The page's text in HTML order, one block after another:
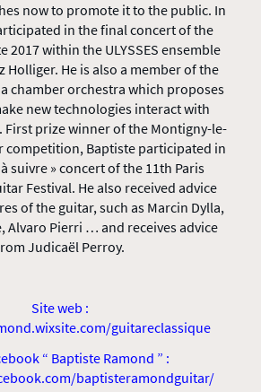
now to promote it to the public. In
in the final concert of the
2017 within the ULYSSES ensemble
Holliger. He is also a member of the
chamber orchestra which proposes
new technologies interact with
First prize winner of the Montigny-le-
competition, Baptiste participated in
suivre » concert of the 11th Paris
Festival. He also received advice
of the guitar, such as Marcin Dylla,
Alvaro Pierri … and receives advice
Judicaël Perroy.
Site web :
guitareclassique
“ Baptiste Ramond ” :
baptisteramondguitar/